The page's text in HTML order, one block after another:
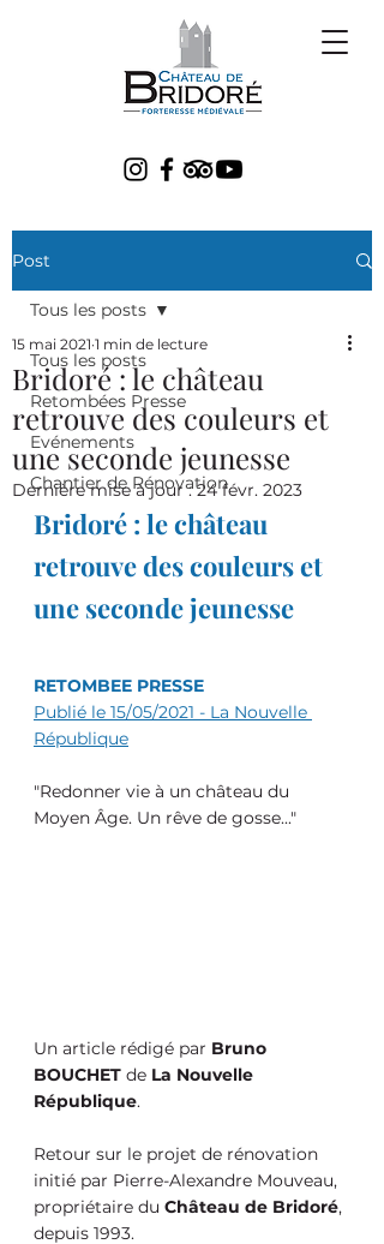
Post
Tous les posts
Retombées Presse
Evénements
Chantier de Rénovation
Tous les posts
Bridoré : le château
retrouve des couleurs et
une seconde jeunesse
15 mai 2021 1 min de lecture
Dernière mise à jour :24 févr. 2023
Bridoré : le château
retrouve des couleurs et
une seconde jeunesse
RETOMBEE PRESSE
Publié le 15/05/2021 - La Nouvelle
République
"Redonner vie à un château du
Moyen Âge. Un rêve de gosse..."
Un article rédigé par Bruno
BOUCHET de La Nouvelle
République.
Retour sur le projet de rénovation
initié par Pierre-Alexandre Mouveau,
propriétaire du Château de Bridoré,
depuis 1993.